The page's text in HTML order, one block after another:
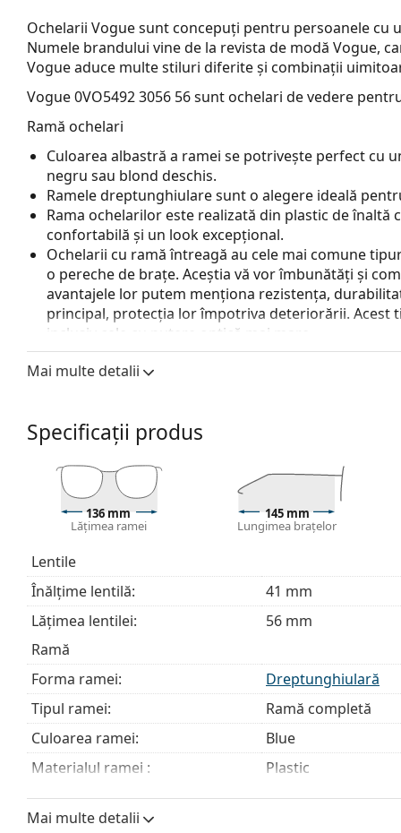
Ochelarii Vogue sunt concepuți pentru persoanele cu
Numele brandului vine de la revista de modă Vogue,
Vogue aduce multe stiluri diferite și combinații
Vogue 0VO5492 3056 56sunt ochelari de vedere
Ramă ochelari
Culoarea albastră a ramei se potrivește perfect cu
negru sau blond deschis.
Ramele dreptunghiulare sunt o alegere ideală
Rama ochelarilor este realizată din plastic de
confortabilă și un look excepțional.
Ochelarii cu ramă întreagă au cele mai comune
o pereche de brațe. Aceștia vă vor îmbunătăți și
avantajele lor putem menționa rezistența,
principal, protecția lor împotriva deteriorării. Acest
inclusiv cele cu putere optică mai mare.
Accesorii
fie livrate cu un săculeț textil în loc de lavetă.
Explorează întreaga gamă de
ochelari de vedere
nostru de ochelari
dacă ai nevoie de ajutor pentru a
Acesta este un dispozitiv medical. Citiți instrucțiunile
Mai multe detalii
Specificații produs
136 mm
Lățimea ramei
145 mm
Lungimea brațelor
Lentile
Înălțime lentilă:
41 mm
Lățimea lentilei:
56 mm
Ramă
Forma ramei:
Dreptunghiulară
Tipul ramei:
Ramă completă
Culoarea ramei:
Blue
Materialul ramei :
Plastic
Mărime:
M
Lățimea ramei:
Mai multe detalii